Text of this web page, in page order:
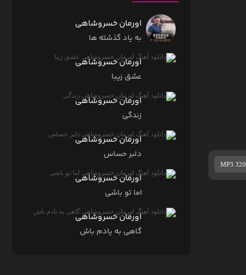
MP3 320
اورمان خسروشاهی
به یاد گذشته ها
اورمان خسروشاهی
عشق زیبا
اورمان خسروشاهی
زندگی
اورمان خسروشاهی
دلبر حساس
اورمان خسروشاهی
اما تو باشی
اورمان خسروشاهی
گاهی به یادم باش